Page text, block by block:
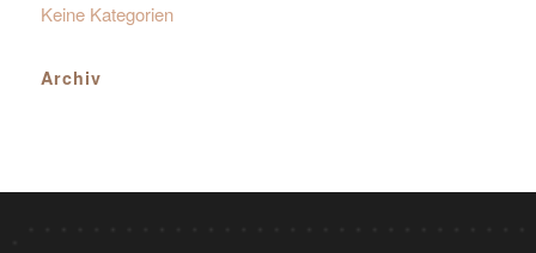
Keine Kategorien
Archiv